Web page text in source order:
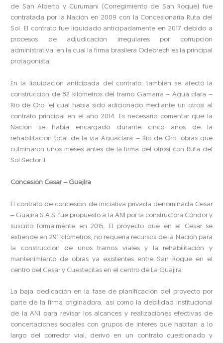
de San Alberto y Curumaní (Corregimiento de San Roque) fue
contratada por la Nación en 2009 con la Concesionaria Ruta del
Sol. El contrato fue liquidado anticipadamente en 2017 debido a
procesos de adjudicación irregulares por corrupción
administrativa, en la cual la firma brasilera Odebrech es la principal
protagonista.
En la liquidación anticipada del contrato, también se afectó la
construcción de 82 kilómetros del tramo Gamarra – Agua clara –
Rio de Oro, el cual había sido adicionado mediante un otrosí al
contrato principal en el año 2014. Es necesario comentar que la
Nación se había encargado durante cinco años de la
rehabilitación total de la vía Aguaclara – Rio de Oro, obras que
culminaron unos meses antes de la firma del otrosí con Ruta del
Sol Sector II.
Concesión Cesar – Guajira
El contrato de concesión de iniciativa privada denominada Cesar
– Guajira S.A.S, fue propuesto a la ANI por la constructora Cóndor y
suscrito formalmente en 2015. El proyecto que en el Cesar se
extiende en 291 kilómetros, no requería recursos de la Nación para
la construcción de unos tramos viales y la rehabilitación y
mantenimiento de obras ya existentes entre San Roque en el
centro del Cesar y Cuestecitas en el centro de La Guajira.
La baja dedicación en la fase de planificación del proyecto por
parte de la firma originadora, así como la debilidad institucional
de la ANI para revisar los alcances y realizaciones efectivas de
concertaciones sociales con grupos de interés que habitan a lo
largo del corredor vial, derivó en un contrato cuestionado y